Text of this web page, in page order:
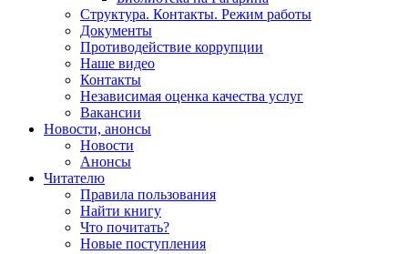
Структура. Контакты. Режим работы
Документы
Противодействие коррупции
Наше видео
Контакты
Независимая оценка качества услуг
Вакансии
Новости, анонсы
Новости
Анонсы
Читателю
Правила пользования
Найти книгу
Что почитать?
Новые поступления